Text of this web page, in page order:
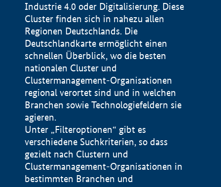
Industrie 4.0 oder Digitalisierung. Diese
Cluster finden sich in nahezu allen
Regionen Deutschlands. Die
Deutschlandkarte ermöglicht einen
schnellen Überblick, wo die besten
nationalen Cluster und
Clustermanagement-Organisationen
regional verortet sind und in welchen
Branchen sowie Technologiefeldern sie
agieren.
Unter „Filteroptionen“ gibt es
verschiedene Suchkriterien, so dass
gezielt nach Clustern und
Clustermanagement-Organisationen in
bestimmten Branchen und
Impressum
Datenschutzerklärung
BMWE, 2026 ©
100 km © Geobasis-DE / BKG 2015